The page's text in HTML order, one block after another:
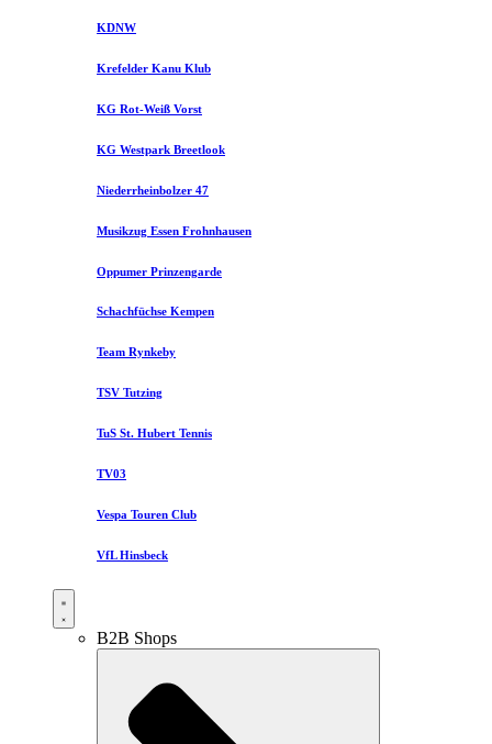
KDNW
Krefelder Kanu Klub
KG Rot-Weiß Vorst
KG Westpark Breetlook
Niederrheinbolzer 47
Musikzug Essen Frohnhausen
Oppumer Prinzengarde
Schachfüchse Kempen
Team Rynkeby
TSV Tutzing
TuS St. Hubert Tennis
TV03
Vespa Touren Club
VfL Hinsbeck
B2B Shops